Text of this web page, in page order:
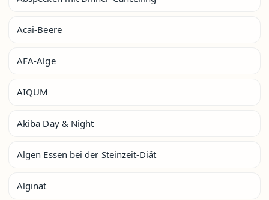
Acai-Beere
AFA-Alge
AIQUM
Akiba Day & Night
Algen Essen bei der Steinzeit-Diät
Alginat